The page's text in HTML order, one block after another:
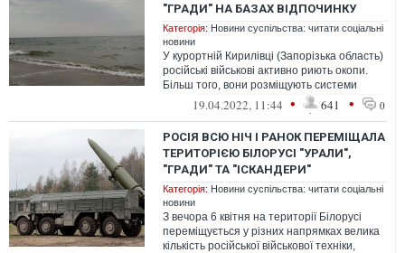
"ГРАДИ" НА БАЗАХ ВІДПОЧИНКУ
Категорія: Новини суспільства: читати соціальні
новини
У курортній Кирилівці (Запорізька область)
російські військові активно риють окопи.
Більш того, вони розміщують системи
залпового вогню "Град" на база...
19.04.2022, 11:44 • 641 • 0
РОСІЯ ВСЮ НІЧ І РАНОК ПЕРЕМІЩАЛА
ТЕРИТОРІЄЮ БІЛОРУСІ "УРАЛИ",
"ГРАДИ" ТА "ІСКАНДЕРИ"
Категорія: Новини суспільства: читати соціальні
новини
З вечора 6 квітня на території Білорусі
переміщується у різних напрямках велика
кількість російської військової техніки,